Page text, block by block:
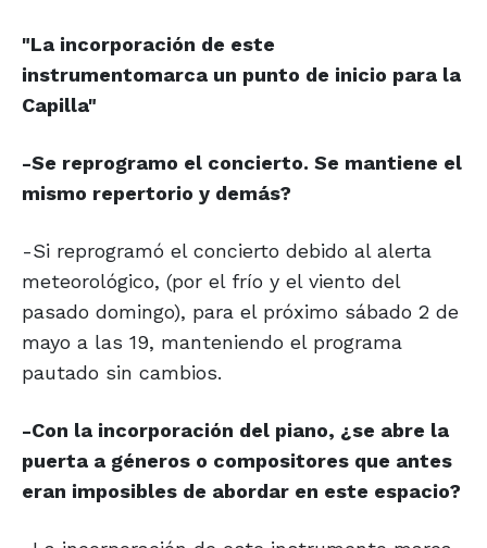
"La incorporación de este
instrumentomarca un punto de inicio para la
Capilla"
-Se reprogramo el concierto. Se mantiene el
mismo repertorio y demás?
-Si reprogramó el concierto debido al alerta
meteorológico, (por el frío y el viento del
pasado domingo), para el próximo sábado 2 de
mayo a las 19, manteniendo el programa
pautado sin cambios.
-Con la incorporación del piano, ¿se abre la
puerta a géneros o compositores que antes
eran imposibles de abordar en este espacio?